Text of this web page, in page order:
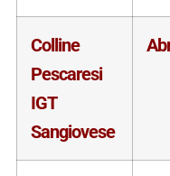
Colline
Pescaresi
IGT
Sangiovese